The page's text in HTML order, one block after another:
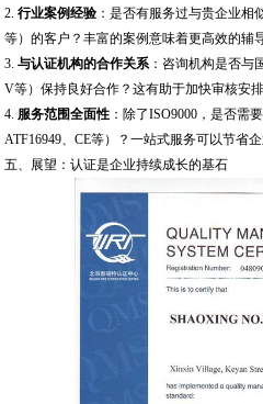
2.行业案例经验：是否有服务过与贵企业相
等）的客户？丰富的案例意味着更高效的辅
3.与认证机构的合作关系：咨询机构是否与
V等）保持良好合作？这有助于加快审核安
4. 服务范围全面性 ：除了ISO9000，是否需
ATF16949、CE等）？一站式服务可以节省
五、展望：认证是企业持续成长的基石